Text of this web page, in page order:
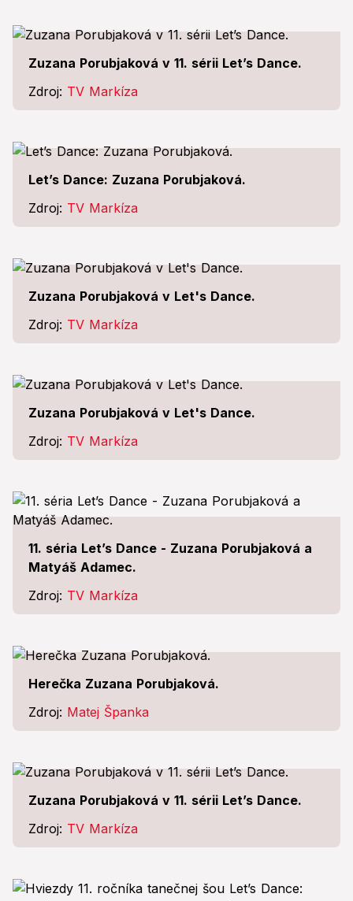
Zuzana Porubjaková v 11. sérii Let’s Dance.
Zdroj: TV Markíza
Let’s Dance: Zuzana Porubjaková.
Zdroj: TV Markíza
Zuzana Porubjaková v Let's Dance.
Zdroj: TV Markíza
Zuzana Porubjaková v Let's Dance.
Zdroj: TV Markíza
11. séria Let’s Dance - Zuzana Porubjaková a
Matyáš Adamec.
Zdroj: TV Markíza
Herečka Zuzana Porubjaková.
Zdroj: Matej Španka
Zuzana Porubjaková v 11. sérii Let’s Dance.
Zdroj: TV Markíza